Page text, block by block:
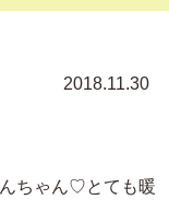
2018.11.30
ちゃん♡とても暖